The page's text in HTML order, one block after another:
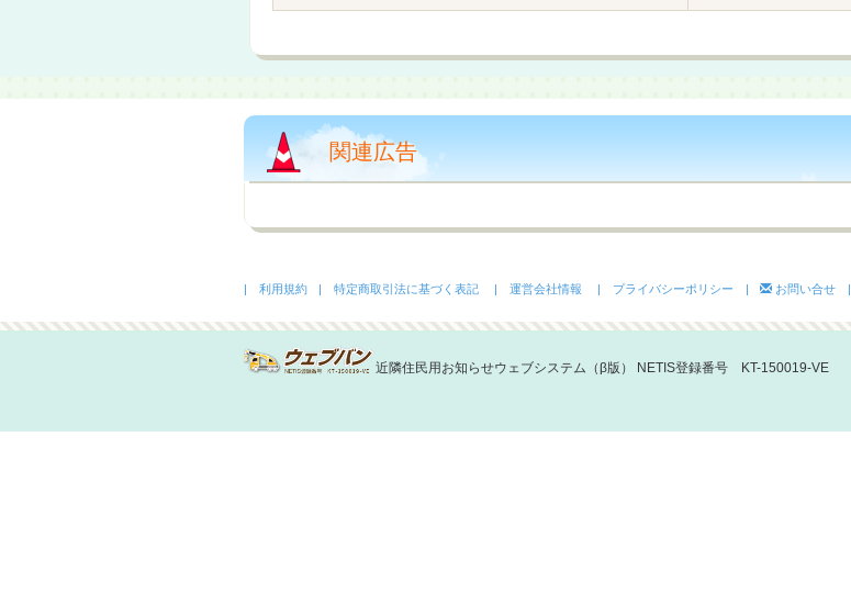
関連広告
| 利用規約 | 特定商取引法に基づく表記 | 運営会社情報 | プライバシーポリシー | お問い合せ |
近隣住民用お知らせウェブシステム（β版） NETIS登録番号 KT-150019-VE